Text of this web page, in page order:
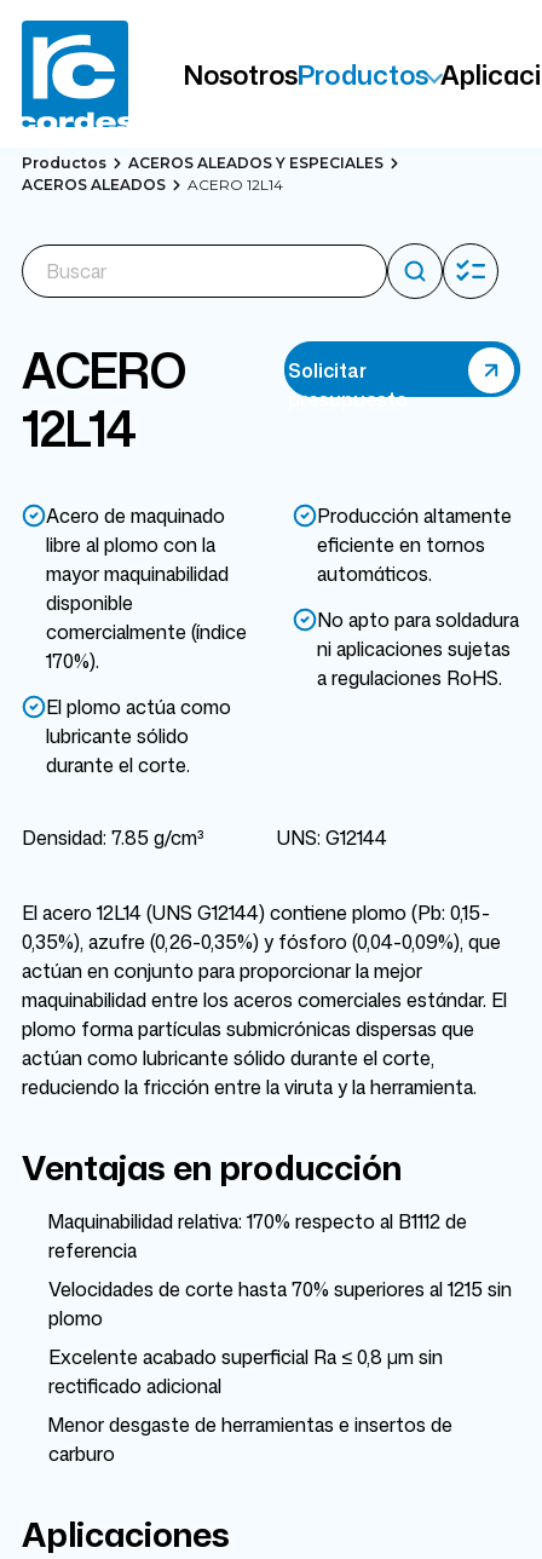
NosotrosProductos
Productos
ACEROS ALEADOS Y ESPECIALES
ACEROS ALEADOS
ACERO 12L14
ACERO
12L14
Acero de maquinado
libre al plomo con la
mayor maquinabilidad
disponible
comercialmente (índice
170%).
El plomo actúa como
lubricante sólido
durante el corte.
Producción altamente
eficiente en tornos
automáticos.
No apto para soldadura
ni aplicaciones sujetas
a regulaciones RoHS.
Densidad: 7.85 g/cm³ UNS: G12144
Solicitar
presupuesto
El acero 12L14 (UNS G12144) contiene plomo (Pb: 0,15-
0,35%), azufre (0,26-0,35%) y fósforo (0,04-0,09%), que
actúan en conjunto para proporcionar la mejor
maquinabilidad entre los aceros comerciales estándar. El
plomo forma partículas submicrónicas dispersas que
actúan como lubricante sólido durante el corte,
reduciendo la fricción entre la viruta y la herramienta.
Ventajas en producción
Maquinabilidad relativa: 170% respecto al B1112 de
referencia
Velocidades de corte hasta 70% superiores al 1215 sin
plomo
Excelente acabado superficial Ra ≤ 0,8 µm sin
rectificado adicional
Menor desgaste de herramientas e insertos de
carburo
Aplicaciones